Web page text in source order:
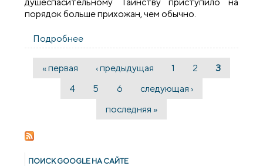
порядок больше прихожан, чем обычно.
Подробнее
Саровского при исправительной
колонии №11 г. Волковыска была
совершена Божественная литургия
Страницы
« первая ‹ предыдущая 1 2
3
4
5 6
следующая ›
последняя »
ПОИСК GOОGLE НА САЙТЕ